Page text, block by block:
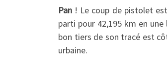
Pan ! Le coup de pistolet
parti pour 42,195 km en
bon tiers de son tracé est
urbaine.